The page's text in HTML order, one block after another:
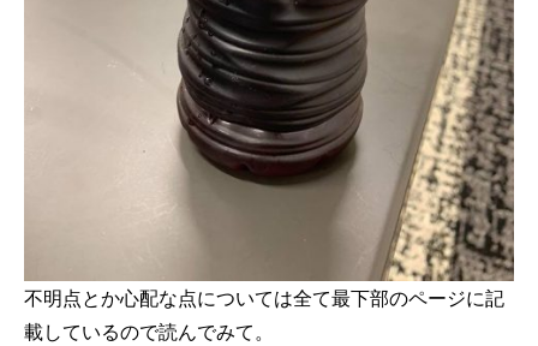
不明点とか心配な点については全て最下部のページに記
載しているので読んでみて。